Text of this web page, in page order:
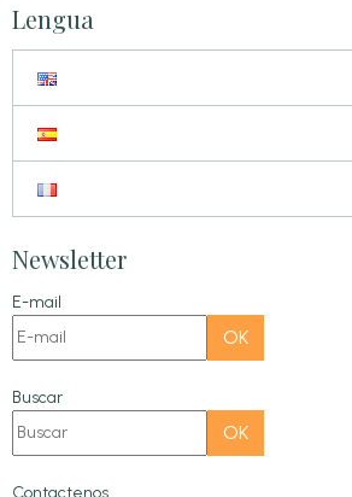
Lengua
Newsletter
E-mail
OK
Buscar
OK
Contactenos